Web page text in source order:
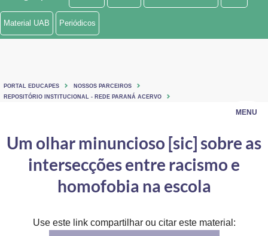
Ministério de Minas e Energia
Ministério do Turismo
Controladoria-Geral da União
Ministério da Mulher, da Família e dos Direitos Humanos
Secretaria de Governo
MENU
Material UAB Periódicos
PORTAL EDUCAPES
NOSSOS PARCEIROS
REPOSITÓRIO INSTITUCIONAL - REDE PARANÁ ACERVO
Um olhar minuncioso [sic] sobre as
intersecções entre racismo e
homofobia na escola
Use este link compartilhar ou citar este material: